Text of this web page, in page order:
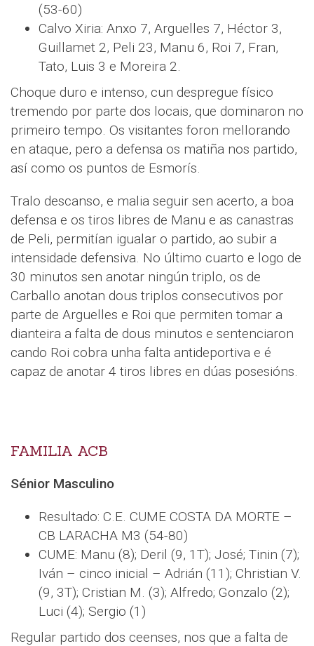
(53-60)
Calvo Xiria: Anxo 7, Arguelles 7, Héctor 3,
Guillamet 2, Peli 23, Manu 6, Roi 7, Fran,
Tato, Luis 3 e Moreira 2.
Choque duro e intenso, cun despregue físico
tremendo por parte dos locais, que dominaron no
primeiro tempo. Os visitantes foron mellorando
en ataque, pero a defensa os matiña nos partido,
así como os puntos de Esmorís.
Tralo descanso, e malia seguir sen acerto, a boa
defensa e os tiros libres de Manu e as canastras
de Peli, permitían igualar o partido, ao subir a
intensidade defensiva. No último cuarto e logo de
30 minutos sen anotar ningún triplo, os de
Carballo anotan dous triplos consecutivos por
parte de Arguelles e Roi que permiten tomar a
dianteira a falta de dous minutos e sentenciaron
cando Roi cobra unha falta antideportiva e é
capaz de anotar 4 tiros libres en dúas posesións.
FAMILIA ACB
Sénior Masculino
Resultado: C.E. CUME COSTA DA MORTE –
CB LARACHA M3 (54-80)
CUME: Manu (8); Deril (9, 1T); José; Tinin (7);
Iván – cinco inicial – Adrián (11); Christian V.
(9, 3T); Cristian M. (3); Alfredo; Gonzalo (2);
Luci (4); Sergio (1)
Regular partido dos ceenses, nos que a falta de